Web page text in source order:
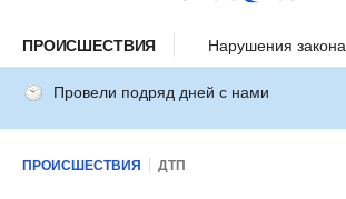
ПРОИСШЕСТВИЯ Нарушения закона
Провели подряд дней с нами
ПРОИСШЕСТВИЯ ДТП